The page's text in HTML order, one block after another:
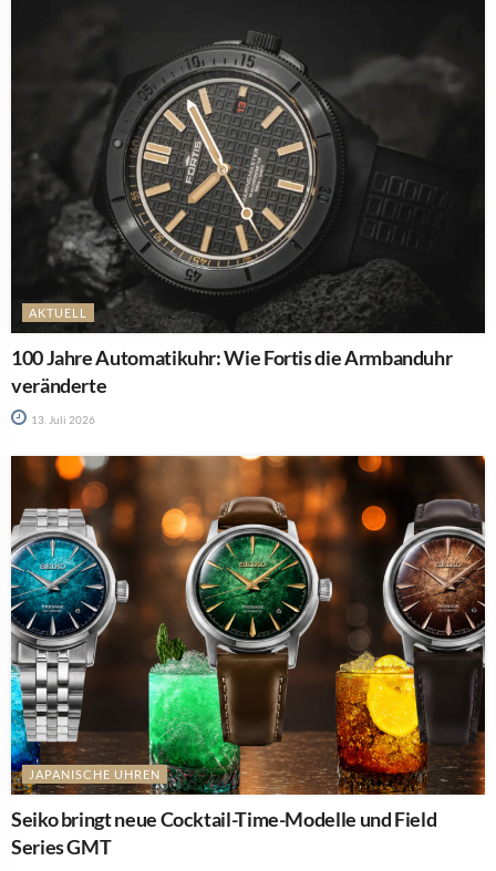
AKTUELL
100 Jahre Automatikuhr: Wie Fortis die Armbanduhr
veränderte
13. Juli 2026
JAPANISCHE UHREN
Seiko bringt neue Cocktail-Time-Modelle und Field
Series GMT